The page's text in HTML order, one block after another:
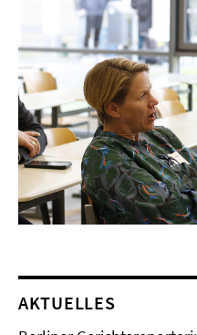
AKTUELLES